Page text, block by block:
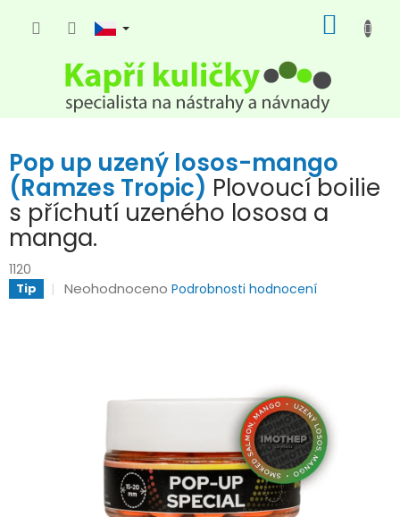
KOŠÍK
Pop up uzený losos-mango
(Ramzes Tropic) Plovoucí boilie
s příchutí uzeného lososa a
manga.
1120
Tip
Průměrné
hvězdiček.
Neohodnoceno Podrobnosti hodnocení